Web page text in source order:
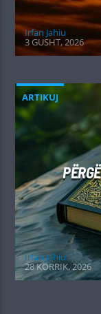
Irfan Jahiu
3 GUSHT, 2026
ARTIKUJ
Irfan Jahiu
28 KORRIK, 2026